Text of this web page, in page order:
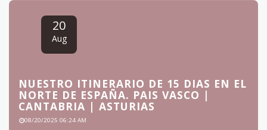
20
Aug